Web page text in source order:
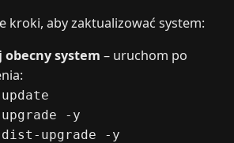
kroki, aby zaktualizować system:
system – uruchom po
-y
upgrade -y